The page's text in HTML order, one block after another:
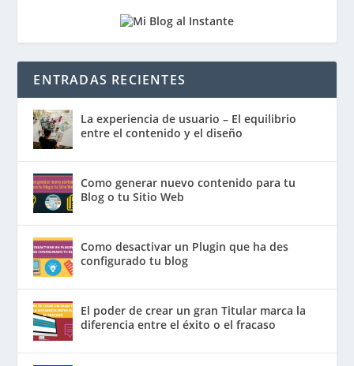
ENTRADAS RECIENTES
La experiencia de usuario – El equilibrio
entre el contenido y el diseño
Como generar nuevo contenido para tu
Blog o tu Sitio Web
Como desactivar un Plugin que ha des
configurado tu blog
El poder de crear un gran Titular marca la
diferencia entre el éxito o el fracaso